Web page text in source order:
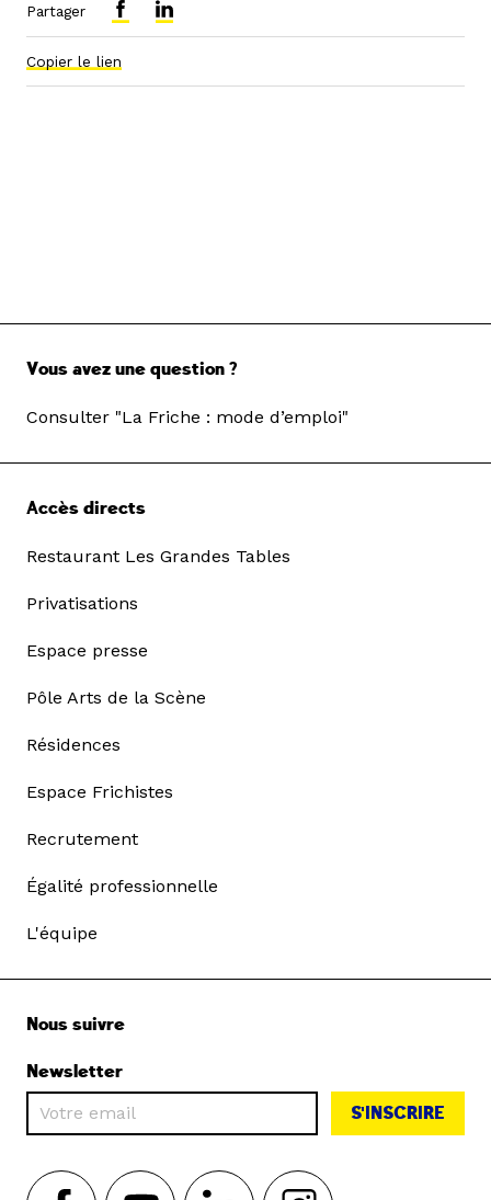
Partager
Copier le lien
Vous avez une question ?
Consulter "La Friche : mode d’emploi"
Accès directs
Restaurant Les Grandes Tables
Privatisations
Espace presse
Pôle Arts de la Scène
Résidences
Espace Frichistes
Recrutement
Égalité professionnelle
L'équipe
Nous suivre
Newsletter
S'INSCRIRE